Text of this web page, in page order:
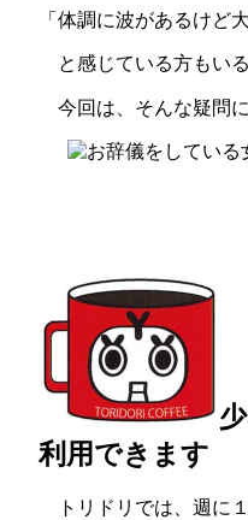
「体調に波があるけど
と感じている方もいる
今回は、そんな疑問
利用できます
トリドリでは、週に